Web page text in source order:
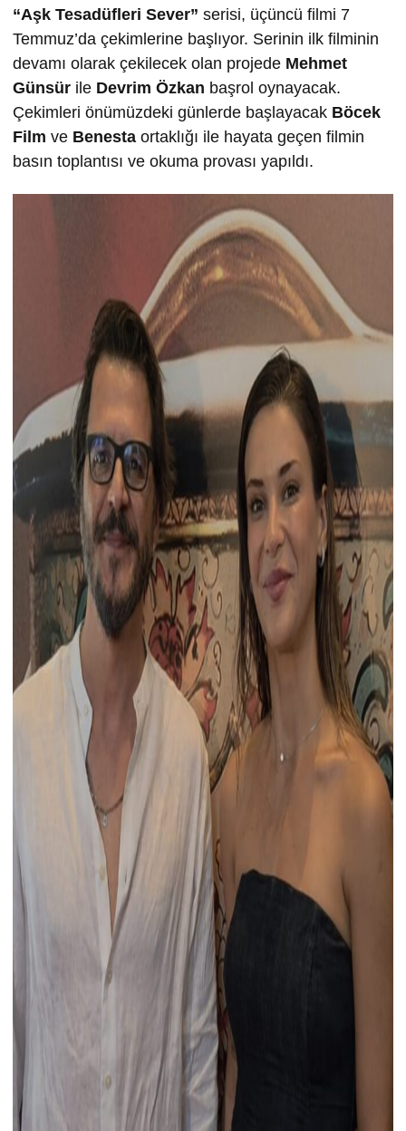
“Aşk Tesadüfleri Sever” serisi, üçüncü filmi 7
Temmuz’da çekimlerine başlıyor. Serinin ilk filminin
devamı olarak çekilecek olan projede Mehmet
Günsür ile Devrim Özkan başrol oynayacak.
Çekimleri önümüzdeki günlerde başlayacak Böcek
Film ve Benesta ortaklığı ile hayata geçen filmin
basın toplantısı ve okuma provası yapıldı.